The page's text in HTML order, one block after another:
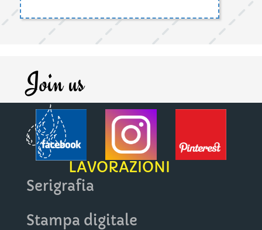
Join us
LAVORAZIONI
Serigrafia
Stampa digitale